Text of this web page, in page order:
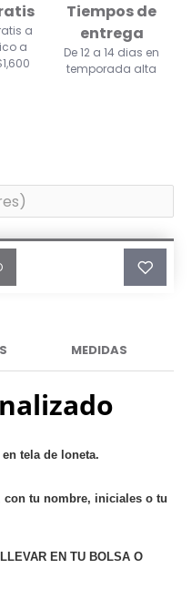
a
a
Tiempos de
entrega
De 12 a 14 dias en
temporada alta
MEDIDAS
tela de loneta.
con tu nombre, iniciales o tu
EN TU BOLSA O